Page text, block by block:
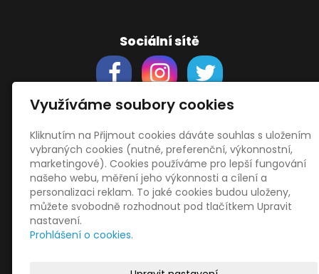
Sociální sítě
Support
Obchodní podmínky
Zásady zpracování osobních údajů
Obrázky použityvecteezy.com
adepositphotos.com
OneDrive
HopToDesk
Využíváme soubory cookies
Kliknutím na Přijmout cookies dáváte souhlas s uložením
vybraných cookies (nutné, preferenční, výkonnostní,
marketingové). Cookies používáme pro lepší fungování
našeho webu, měření jeho výkonnosti a cílení a
personalizaci reklam. To jaké cookies budou uloženy,
můžete svobodně rozhodnout pod tlačítkem Upravit
nastavení.
Prohlášení o cookies.